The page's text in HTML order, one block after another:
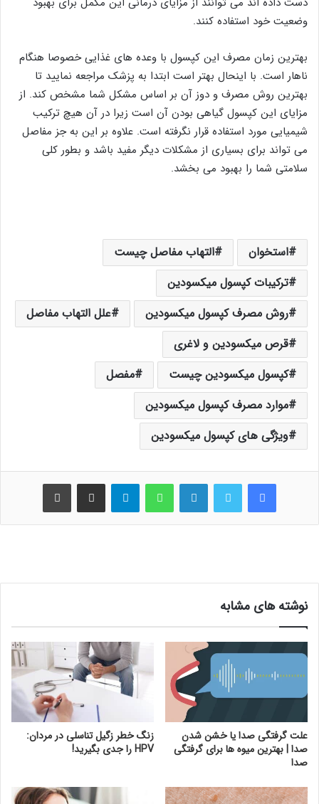
وضعیت خود استفاده کنند.
بهترین زمان مصرف این کپسول با وعده های غذایی خصوصا هنگام
ناهار است. با اینحال بهتر است ابتدا به پزشک مراجعه نمایید تا
بهترین روش مصرف و دوز آن بر اساس مشکل شما مشخص کند. از
مزایای این کپسول گیاهی بودن آن است زیرا در آن هیچ ترکیب
شیمیایی مورد استفاده قرار نگرفته است. علاوه بر این به جز مفاصل
می تواند برای بسیاری از مشکلات دیگر مفید باشد و بطور کلی
سلامتی شما را بهبود می بخشد.
استخوان
التهاب مفاصل چیست
ترکیبات کپسول میکسودین
روش مصرف کپسول میکسودین
علل التهاب مفاصل
قرص میکسودین و لاغری
کپسول میکسودین چیست
مفصل
موارد مصرف کپسول میکسودین
ویژگی های کپسول میکسودین
فیس بوک لینکدین واتس آپ اشتراک گذاری از طریق ایمیل
نوشته های مشابه
علت گرفتگی صدا یا خشن شدن
صدا | بهترین میوه ها برای گرفتگی
صدا
زنگ خطر زگیل تناسلی در مردان:
HPV را جدی بگیرید!